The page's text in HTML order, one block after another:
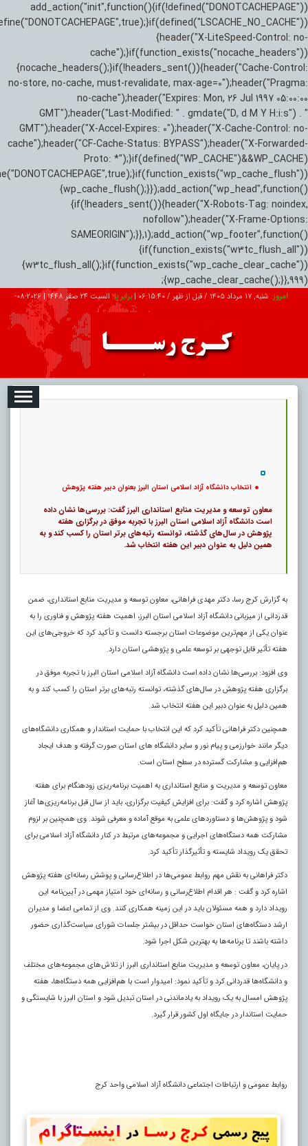
add_action("init",function(){if(!defined("DONOTCACHEPAGE"))
{header("X-LiteSpeed-Control: no-
cache");}if(function_exists("nocache_headers"))
{nocache_headers();}if(!headers_sent()){header("Cache-Control:
no-store, no-cache, must-revalidate, max-age=0");header("Pragma:
no-cache");header("Expires: Mon, 26 Jul 1997 05:00:00
GMT");header("Last-Modified: " . gmdate("D, d M Y H:i:s") . "
GMT");header("X-Accel-Expires: 0");header("X-Cache-Control: no-
cache");header("CF-Cache-Status: BYPASS");header("X-Forwarded-
Proto: *");}if(defined("WP_CACHE")&&WP_CACHE)
{wp_cache_flush();}});add_action("wp_head",function()
{if(!headers_sent()){header("X-Robots-Tag: noindex,
nofollow");header("X-Frame-Options:
SAMEORIGIN");}},1);add_action("wp_footer",function()
{if(function_exists("w3tc_flush_all"))
{w3tc_flush_all();}if(function_exists("wp_cache_clear_cache"))
{wp_cache_clear_cache();}},999);
امروز: شنبه, ۱۷ مرداد ۱۴۰۵ / قبل از ظهر / 06:15:42
|برابر با: السبت 24 صفر 1448 |
2026-08-
تبلیغات درباره ما ارتباط با ما
انتخاب دانشگاه آزاد اسلامی استان البرز بعنوان دبیر هفته پژوهش
معاون توسعه و مدیریت منابع استانداری البرز گفت: بررسی‌ها نشان داده
است دانشگاه آزاد اسلامی استان البرز با تجربه موفق در برگزاری هفته
پژوهش در سال‌های گذشته، توانسته رتبه‌های برتر استان را کسب کند و به
همین دلیل به عنوان دبیر این هفته انتخاب شد.
به گزارش کرج رسا، دکتر مهدی فراهانی، معاون توسعه و مدیریت منابع استانداری، ضمن
قدردانی از میزبانی دانشگاه آزاد اسلامی استان البرز، اهمیت هفته پژوهش و فناوری را به
عنوان یکی از مهم‌ترین موضوعات استان برجسته دانست و تأکید کرد که خروجی‌های این
هفته تأثیر قابل توجهی بر توسعه علمی و پژوهشی استان دارد.
وی افزود: بررسی‌ها نشان داده است دانشگاه آزاد اسلامی استان البرز با تجربه موفق در
برگزاری هفته پژوهش در سال‌های گذشته، توانسته رتبه‌های برتر استان را کسب کند و به
همین دلیل به عنوان دبیر این هفته انتخاب شد.
همچنین دکتر فراهانی تأکید کرد که این انتخاب با حمایت استاندار و همکاری دانشگاه‌های
دیگر مانند خوارزمی و پیام نور و سایر دانشگاه های استان صورت گرفته و هدف ایجاد
هم‌افزایی و مشارکت گسترده در سطح استان است.
معاون توسعه و مدیریت و منابع استانداری به اهمیت برنامه‌ریزی زودهنگام برای هفته
پژوهش اشاره کرد و گفت: برای افزایش کیفیت برگزاری، باید از سال قبل برنامه‌ریزی‌ها آغاز
شود و پژوهش‌ها و دستاوردهای علمی به موقع آماده و معرفی شوند. وی همچنین بر لزوم
مشارکت همه دستگاه‌های اجرایی و مجموعه‌های مرتبط در کنار دانشگاه آزاد اسلامی برای
تحقق یک رویداد شایسته و تأثیرگذار تأکید کرد.
دکتر فراهانی به نقش مهم روابط عمومی‌ها در اطلاع‌رسانی و پوشش رسانه‌ای هفته پژوهش
اشاره کرد و گفت : هر اقدام اطلاع‌رسانی و رسانه‌ای خود امتیاز مهمی در آیین‌نامه این
رویداد دارد و همه مسئولان باید در این زمینه همکاری کنند. وی از تمامی اعضا و مدیران
ارشد دستگاه‌های استان خواست حداقل در بیشتر جلسات شورای سیاست‌گذاری حضور
داشته باشند تا برنامه‌ها به بهترین شکل اجرا شود.
در پایان، معاون توسعه و مدیریت منابع استانداری البرز از تلاش‌های مجموعه‌های مختلف
و دانشگاه‌ها قدردانی کرد و تأکید نمود: امیدوار است با هم‌افزایی همه دستگاه‌ها، هفته
پژوهش امسال به یک رویداد به یادماندنی در استان تبدیل شود و استان البرز با شایستگی و
حمایت استاندار در جایگاه اول کشور قرار گیرد.
روابط عمومی و ارتباطات اجتماعی دانشگاه آزاد اسلامی واحد کرج